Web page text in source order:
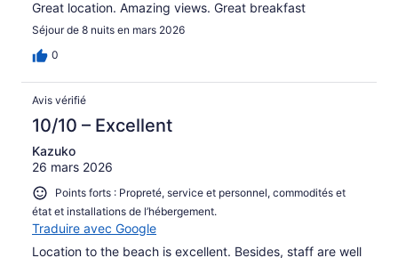
Great location. Amazing views. Great breakfast
Séjour de 8 nuits en mars 2026
0
Avis vérifié
10/10 – Excellent
Kazuko
26 mars 2026
Points forts : Propreté, service et personnel, commodités et
état et installations de l’hébergement.
Traduire avec Google
Location to the beach is excellent. Besides, staff are well